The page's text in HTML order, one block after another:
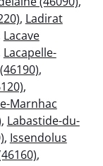
, Ladirat
Lacave
Lacapelle-
,
,
Marnhac
, Labastide-du-
, Issendolus
,